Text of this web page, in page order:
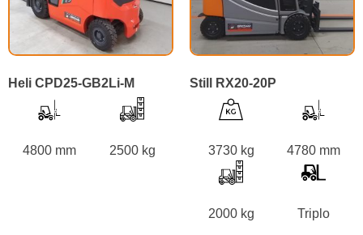
Heli CPD25-GB2Li-M
4800 mm 2500 kg
Still RX20-20P
3730 kg 4780 mm
2000 kg Triplo